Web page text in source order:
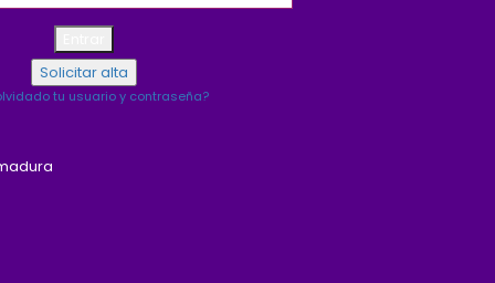
tu usuario y contraseña?